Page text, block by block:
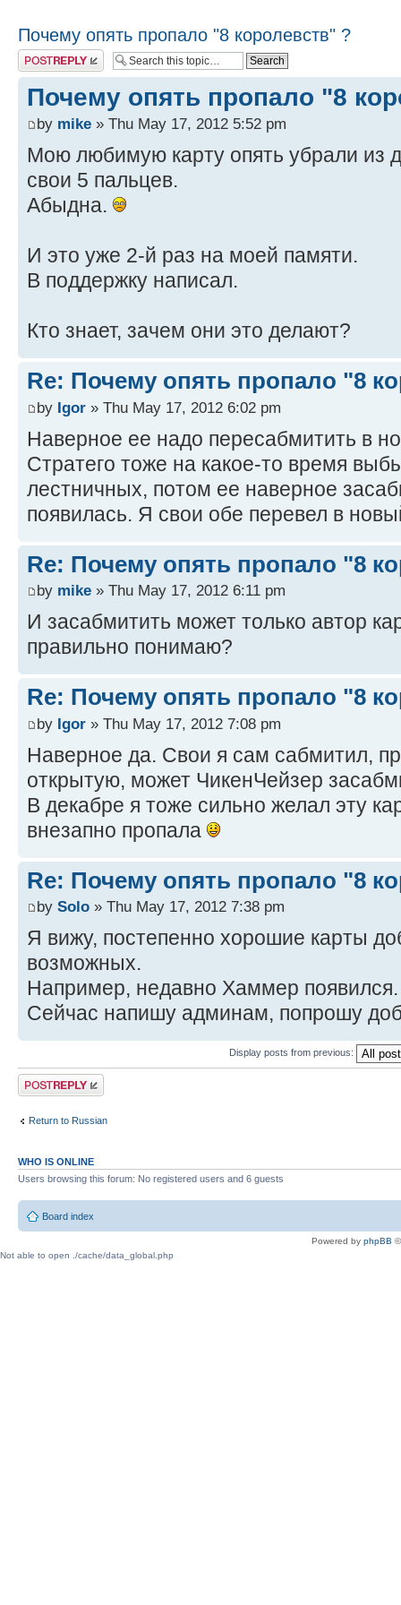
Почему опять пропало "8 королевств" ?
Post a reply
Почему опять пропало "8
by mike » Thu May 17, 2012 5:52 pm
Мою любимую карту опять убрали из
свои 5 пальцев.
Абыдна.
И это уже 2-й раз на моей памяти.
В поддержку написал.
Кто знает, зачем они это делают?
Re: Почему опять пропало "8
by Igor » Thu May 17, 2012 6:02 pm
Наверное ее надо пересабмитить в
Стратего тоже на какое-то время
лестничных, потом ее наверное
появилась. Я свои обе перевел в
Re: Почему опять пропало "8
by mike » Thu May 17, 2012 6:11 pm
И засабмитить может только автор
правильно понимаю?
Re: Почему опять пропало "8
by Igor » Thu May 17, 2012 7:08 pm
Наверное да. Свои я сам сабмитил,
открытую, может ЧикенЧейзер
В декабре я тоже сильно желал эту
внезапно пропала
Re: Почему опять пропало "8
by Solo » Thu May 17, 2012 7:38 pm
Я вижу, постепенно хорошие карты
возможных.
Например, недавно Хаммер появился.
Сейчас напишу админам, попрошу
Display posts from previous:
Post a reply
Return to Russian
WHO IS ONLINE
Users browsing this forum: No registered users and 6 guests
Board index
Powered by phpBB
Not able to open ./cache/data_global.php